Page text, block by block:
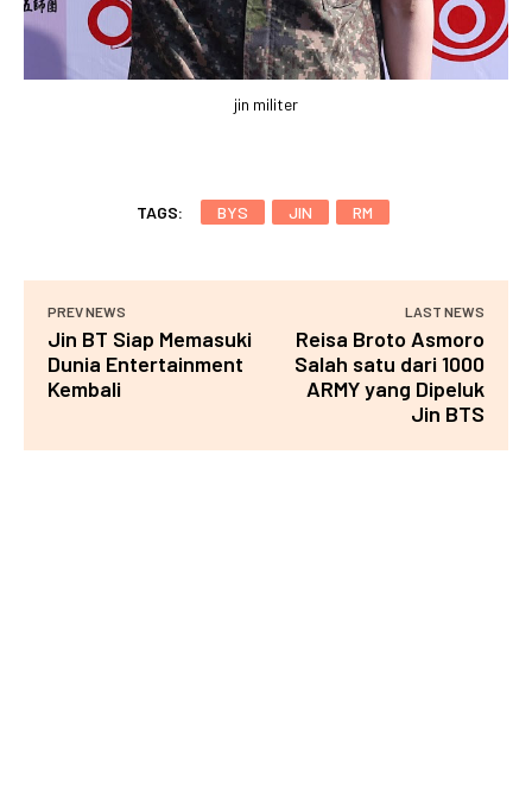
jin militer
TAGS: BYS JIN RM
PREV NEWS
Jin BT Siap Memasuki
Dunia Entertainment
Kembali
LAST NEWS
Reisa Broto Asmoro
Salah satu dari 1000
ARMY yang Dipeluk
Jin BTS